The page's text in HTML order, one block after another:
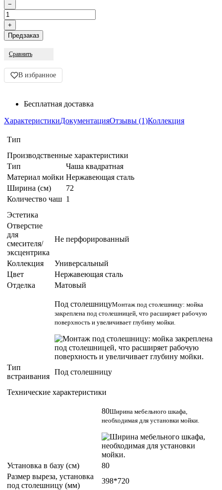
Сравнить
В избранное
Бесплатная доставка
ХарактеристикиДокументацияОтзывы (1)Коллекция
Тип
Производственные характеристики
Тип
Чаша квадратная
Материал мойки Нержавеющая сталь
Ширина (см)
72
Количество чаш 1
Эстетика
Отверстие
для
смесителя/
эксцентрика
Не перфорированный
Коллекция
Универсальный
Цвет
Нержавеющая сталь
Отделка
Матовый
Под столешницуМонтаж под столешницу: мойка
закреплена под столешницей, что расширяет рабочую
поверхность и увеличивает глубину мойки.
Тип
встраивания
Под столешницу
Технические характеристики
80Ширина мебельного шкафа,
необходимая для установки мойки.
Установка в базу (см)
80
Размер выреза, установка
под столешницу (мм)
398*720